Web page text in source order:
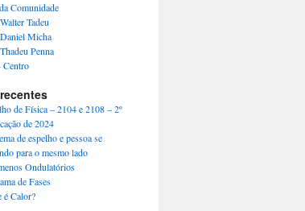
Comunidade
Tadeu
Micha
Penna
Centro
de Física – 2104 e 2108 – 2º
de 2024
de espelho e pessoa se
para o mesmo lado
Ondulatórios
de Fases
é Calor?